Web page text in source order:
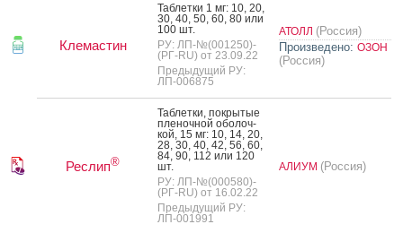
Клемастин
Таб­летки 1 мг: 10, 20,
30, 40, 50, 60, 80 или
100 шт.
РУ: ЛП-№(001250)-
(РГ-RU) от 23.09.22
Предыдущий РУ:
ЛП-006875
АТОЛЛ (Россия)
Произведено: ОЗОН
(Россия)
Реслип®
Таб­летки, пок­ры­тые
пле­ноч­ной обо­лоч­
кой, 15 мг: 10, 14, 20,
28, 30, 40, 42, 56, 60,
84, 90, 112 или 120
шт.
РУ: ЛП-№(000580)-
(РГ-RU) от 16.02.22
Предыдущий РУ:
ЛП-001991
АЛИУМ (Россия)